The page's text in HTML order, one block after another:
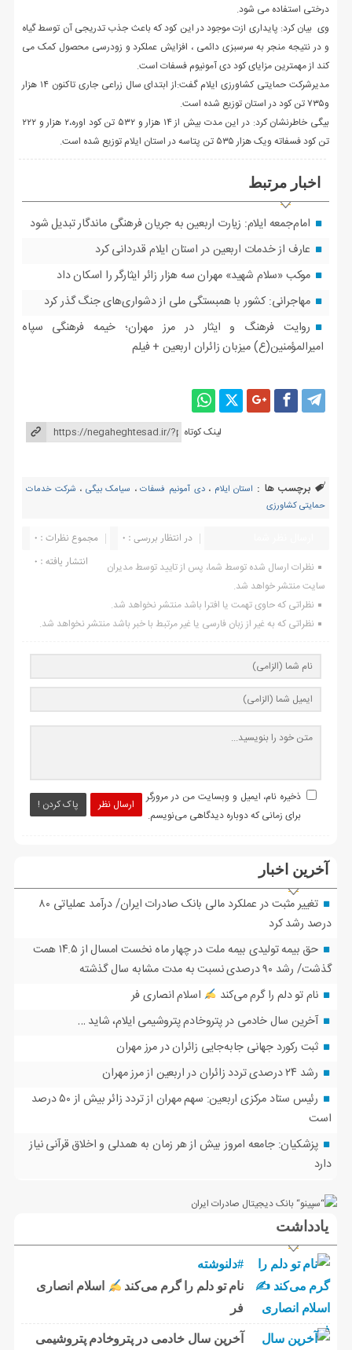
درختی استفاده می شود.
وی بیان کرد: پایداری ازت موجود در این کود که باعث جذب تدریجی آن توسط گیاه
و در نتیجه منجر به سرسبزی دائمی ، افزایش عملکرد و زودرسی محصول کمک می
کند از مهمترین مزایای کود دی آمونیوم فسفات است.
مدیرشرکت حمایتی کشاورزی ایلام گفت:از ابتدای سال زراعی جاری تاکنون ۱۴ هزار
و۷۳۵ تن کود در استان توزیع شده است.
بیگی خاطرنشان کرد: در این مدت بیش از ۱۴ هزار و ۵۳۲ تن کود اوره،۲ هزار و ۲۲۲
تن کود فسفاته ویک هزار ۵۳۵ تن پتاسه در استان ایلام توزیع شده است.
اخبار مرتبط
امام‌جمعه ایلام: زیارت اربعین به جریان فرهنگی ماندگار تبدیل شود
عارف از خدمات اربعین در استان ایلام قدردانی کرد
موکب «سلام شهید» مهران سه هزار زائر ایثارگر را اسکان داد
مهاجرانی: کشور با همبستگی ملی از دشواری‌های جنگ گذر کرد
روایت فرهنگ و ایثار در مرز مهران؛ خیمه فرهنگی سپاه
امیرالمؤمنین(ع) میزبان زائران اربعین + فیلم
لینک کوتاه
برچسب ها : استان ایلام ،دی آمونیم فسفات، سیامک بیگی ، شرکت خدمات
حمایتی کشاورزی
مجموع نظرات : 0
در انتظار بررسی : 0
انتشار یافته : ۰
نظرات ارسال شده توسط شما، پس از تایید توسط مدیران
سایت منتشر خواهد شد.
نظراتی که حاوی تهمت یا افترا باشد منتشر نخواهد شد.
نظراتی که به غیر از زبان فارسی یا غیر مرتبط با خبر باشد منتشر نخواهد شد.
ارسال نظر پاک کردن !
ذخیره نام، ایمیل و وبسایت من در مرورگر
برای زمانی که دوباره دیدگاهی می‌نویسم.
آخرین اخبار
تغییر مثبت در عملکرد مالی بانک صادرات ایران/ درآمد عملیاتی ۸۰
درصد رشد کرد
حق بیمه تولیدی بیمه ملت در چهار ماه نخست امسال از ۱۴.۵ همت
گذشت/ رشد ۹۰ درصدی نسبت به مدت مشابه سال گذشته
نام تو دلم را گرم می‌کند
اسلام انصاری فر
آخرین سال خادمی در پتروخادم پتروشیمی ایلام، شاید …
ثبت رکورد جهانی جابه‌جایی زائران در مرز مهران
رشد ۲۴ درصدی تردد زائران در اربعین از مرز مهران
رئیس ستاد مرکزی اربعین: سهم مهران از تردد زائر بیش از ۵۰ درصد
است
پزشکیان: جامعه امروز بیش از هر زمان به همدلی و اخلاق قرآنی نیاز
دارد
یادداشت
#دلنوشته
نام تو دلم را گرم می‌کند
اسلام انصاری
فر
آخرین سال خادمی در پتروخادم پتروشیمی